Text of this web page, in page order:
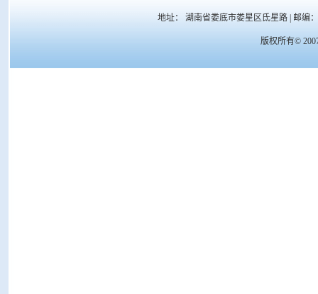
地址： 湖南省娄底市娄星区氐星路 | 邮编：
版权所有©